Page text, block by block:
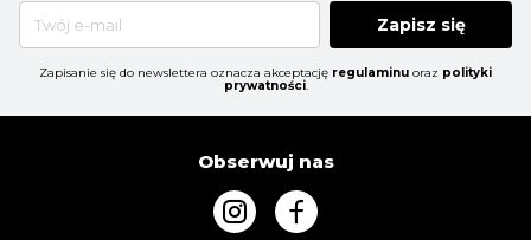
Zapisz się
Zapisanie się do newslettera oznacza akceptację regulaminu oraz polityki
prywatności.
Obserwuj nas